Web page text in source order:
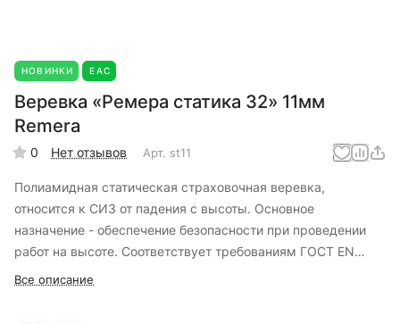
НОВИНКИ EAC
Веревка «Ремера статика 32» 11мм
Remera
0 Нет отзывов Арт. st11
Полиамидная статическая страховочная веревка,
относится к СИЗ от падения с высоты. Основное
назначение - обеспечение безопасности при проведении
работ на высоте. Соответствует требованиям ГОСТ EN
1891.
Все описание